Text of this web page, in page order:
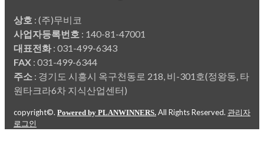
상호 : (주)무비코
사업자등록번호 : 140-81-47001
대표전화: 031-499-6343
FAX : 031-499-6344
주소 : 경기도 시흥시 옥구천동로 218, 비-301호(정왕동, 타
원타크라6차 지식산업센터)
copyright©. Powered by PLANWINNERS. All Rights Reserved. 관리자
로그인